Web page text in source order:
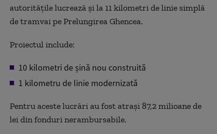
autoritățile lucrează și la 11 kilometri de linie simplă
de tramvai pe Prelungirea Ghencea.
Proiectul include:
10 kilometri de șină nou construită
1 kilometru de linie modernizată
Pentru aceste lucrări au fost atrași 87,2 milioane de
lei din fonduri nerambursabile.